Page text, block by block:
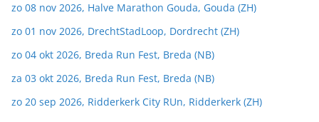
zo 08 nov 2026, Halve Marathon Gouda, Gouda (ZH)
zo 01 nov 2026, DrechtStadLoop, Dordrecht (ZH)
zo 04 okt 2026, Breda Run Fest, Breda (NB)
za 03 okt 2026, Breda Run Fest, Breda (NB)
zo 20 sep 2026, Ridderkerk City RUn, Ridderkerk (ZH)